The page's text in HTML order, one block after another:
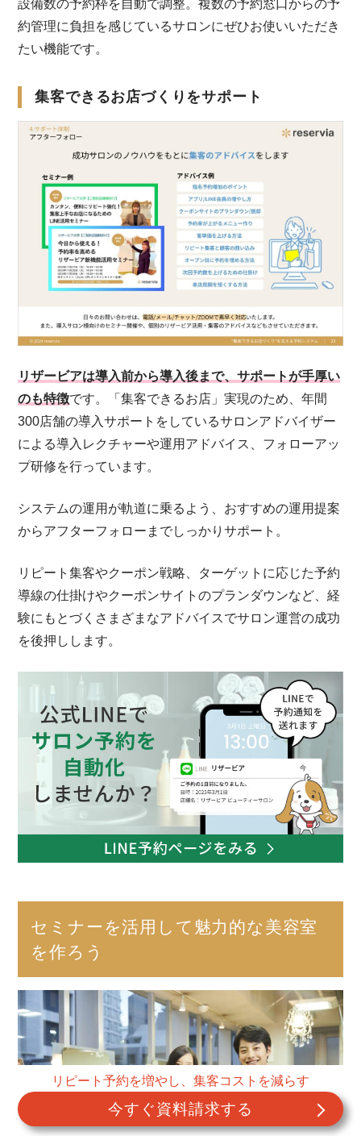
設備数の予約枠を自動で調整。複数の予約窓口からの予
約管理に負担を感じているサロンにぜひお使いいただき
たい機能です。
集客できるお店づくりをサポート
リザービアは導入前から導入後まで、サポートが手厚い
のも特徴です。「集客できるお店」実現のため、年間
300店舗の導入サポートをしているサロンアドバイザー
による導入レクチャーや運用アドバイス、フォローアッ
プ研修を行っています。
システムの運用が軌道に乗るよう、おすすめの運用提案
からアフターフォローまでしっかりサポート。
リピート集客やクーポン戦略、ターゲットに応じた予約
導線の仕掛けやクーポンサイトのプランダウンなど、経
験にもとづくさまざまなアドバイスでサロン運営の成功
を後押しします。
セミナーを活用して魅力的な美容室
を作ろう
リピート予約を増やし、集客コストを減らす
今すぐ資料請求する